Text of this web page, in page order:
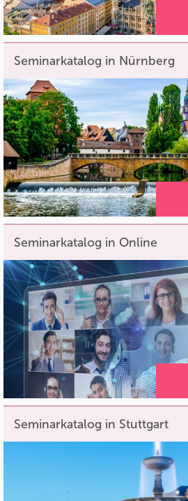
Seminarkatalog in Nürnberg
Seminarkatalog in Online
Seminarkatalog in Stuttgart